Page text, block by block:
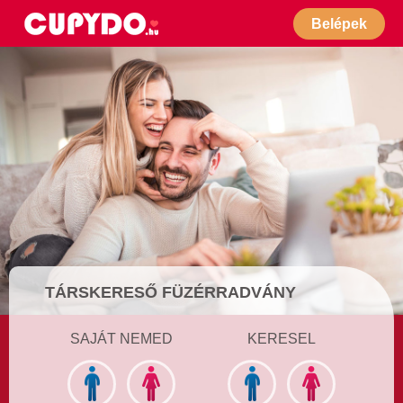
Belépek
TÁRSKERESŐ FÜZÉRRADVÁNY
SAJÁT NEMED KERESEL